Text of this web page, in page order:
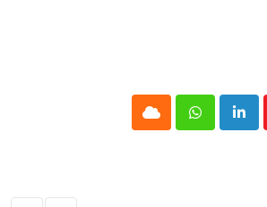
LinkedIn
Whatsapp
Cloud